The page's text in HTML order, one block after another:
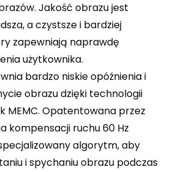
Jakość obrazu jest
a czystsze i bardziej
zapewniają naprawdę
użytkownika.
bardzo niskie opóźnienia i
obrazu dzięki technologii
MEMC. Opatentowana przez
kompensacji ruchu 60 Hz
algorytm, aby
i spychaniu obrazu podczas